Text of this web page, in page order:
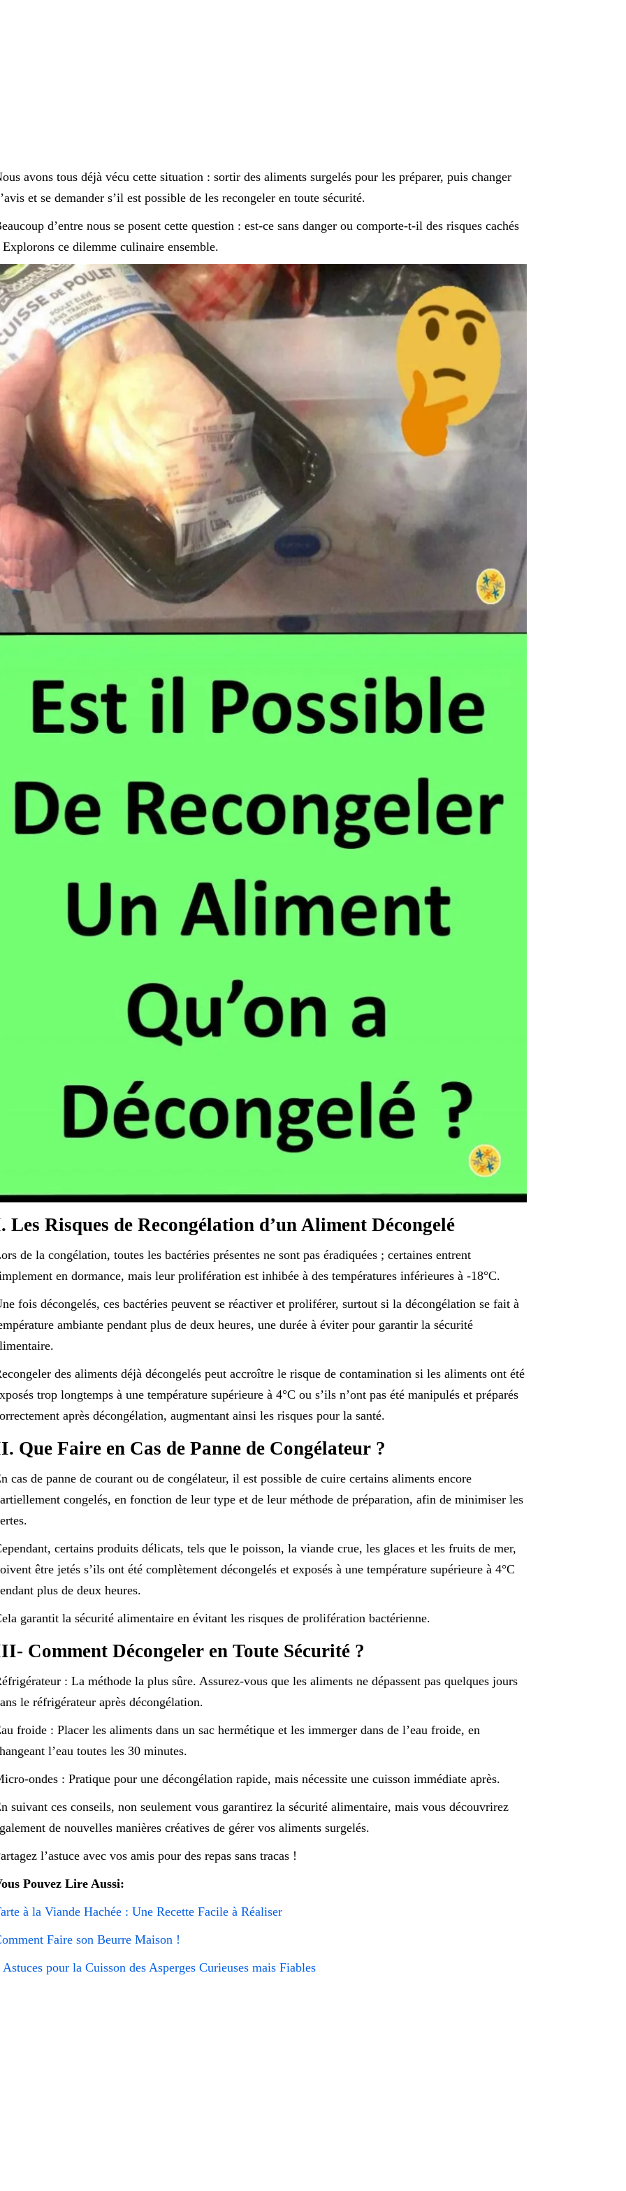
avons tous déjà vécu cette situation : sortir des aliments surgelés pour les préparer, puis changer
et se demander s’il est possible de les recongeler en toute sécurité.
d’entre nous se posent cette question : est-ce sans danger ou comporte-t-il des risques cachés
Explorons ce dilemme culinaire ensemble.
Les Risques de Recongélation d’un Aliment Décongelé
de la congélation, toutes les bactéries présentes ne sont pas éradiquées ; certaines entrent
en dormance, mais leur prolifération est inhibée à des températures inférieures à -18°C.
fois décongelés, ces bactéries peuvent se réactiver et proliférer, surtout si la décongélation se fait à
ambiante pendant plus de deux heures, une durée à éviter pour garantir la sécurité
des aliments déjà décongelés peut accroître le risque de contamination si les aliments ont été
trop longtemps à une température supérieure à 4°C ou s’ils n’ont pas été manipulés et préparés
après décongélation, augmentant ainsi les risques pour la santé.
Que Faire en Cas de Panne de Congélateur ?
cas de panne de courant ou de congélateur, il est possible de cuire certains aliments encore
congelés, en fonction de leur type et de leur méthode de préparation, afin de minimiser les
certains produits délicats, tels que le poisson, la viande crue, les glaces et les fruits de mer,
être jetés s’ils ont été complètement décongelés et exposés à une température supérieure à 4°C
plus de deux heures.
garantit la sécurité alimentaire en évitant les risques de prolifération bactérienne.
Comment Décongeler en Toute Sécurité ?
: La méthode la plus sûre. Assurez-vous que les aliments ne dépassent pas quelques jours
le réfrigérateur après décongélation.
froide : Placer les aliments dans un sac hermétique et les immerger dans de l’eau froide, en
l’eau toutes les 30 minutes.
ondes : Pratique pour une décongélation rapide, mais nécessite une cuisson immédiate après.
suivant ces conseils, non seulement vous garantirez la sécurité alimentaire, mais vous découvrirez
de nouvelles manières créatives de gérer vos aliments surgelés.
l’astuce avec vos amis pour des repas sans tracas !
Pouvez Lire Aussi:
à la Viande Hachée : Une Recette Facile à Réaliser
Faire son Beurre Maison !
Astuces pour la Cuisson des Asperges Curieuses mais Fiables